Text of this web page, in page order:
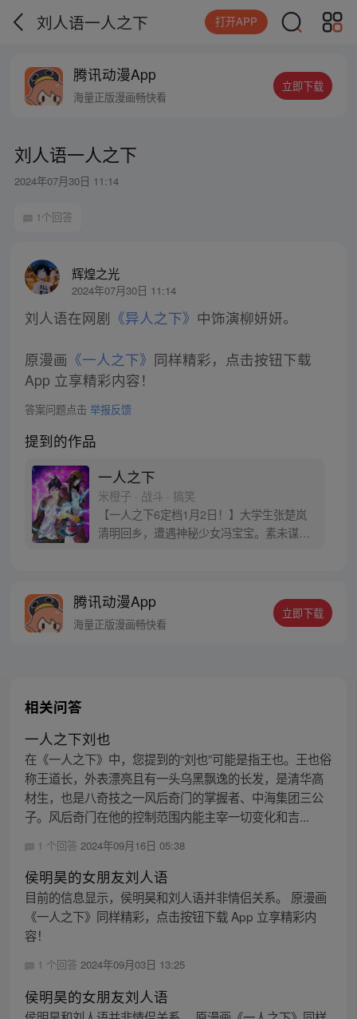
刘人语一人之下 打开APP
腾讯动漫App
海量正版漫画畅快看
立即下载
刘人语一人之下
2024年07月30日 11:14
1个回答
辉煌之光
2024年07月30日 11:14
刘人语在网剧 《异人之下》 中饰演柳妍妍。
原漫画 《一人之下》 同样精彩，点击按钮下载
App 立享精彩内容！
答案问题点击 举报反馈
提到的作品
一人之下
米橙子 · 战斗 · 搞笑
【一人之下6定档1月2日！】大学生张楚岚
清明回乡，遭遇神秘少女冯宝宝。素未谋面
密，张楚岚的生活被彻底颠覆，与冯宝宝一
同踏上“异人”之旅。
腾讯动漫App
海量正版漫画畅快看
立即下载
相关问答
一人之下刘也
在《一人之下》中，您提到的“刘也”可能是指王也。王也俗
称王道长，外表漂亮且有一头乌黑飘逸的长发，是清华高
材生，也是八奇技之一风后奇门的掌握者、中海集团三公
子。风后奇门在他的控制范围内能主宰一切变化和吉...
1 个回答 2024年09月16日 05:38
侯明昊的女朋友刘人语
目前的信息显示，侯明昊和刘人语并非情侣关系。 原漫画
《一人之下》同样精彩，点击按钮下载 App 立享精彩内
容！
1 个回答 2024年09月03日 13:25
侯明昊的女朋友刘人语